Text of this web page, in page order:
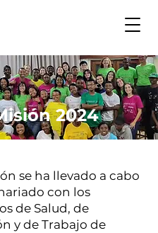
2024
se ha llevado a cabo
con los
de Salud, de
y de Trabajo de